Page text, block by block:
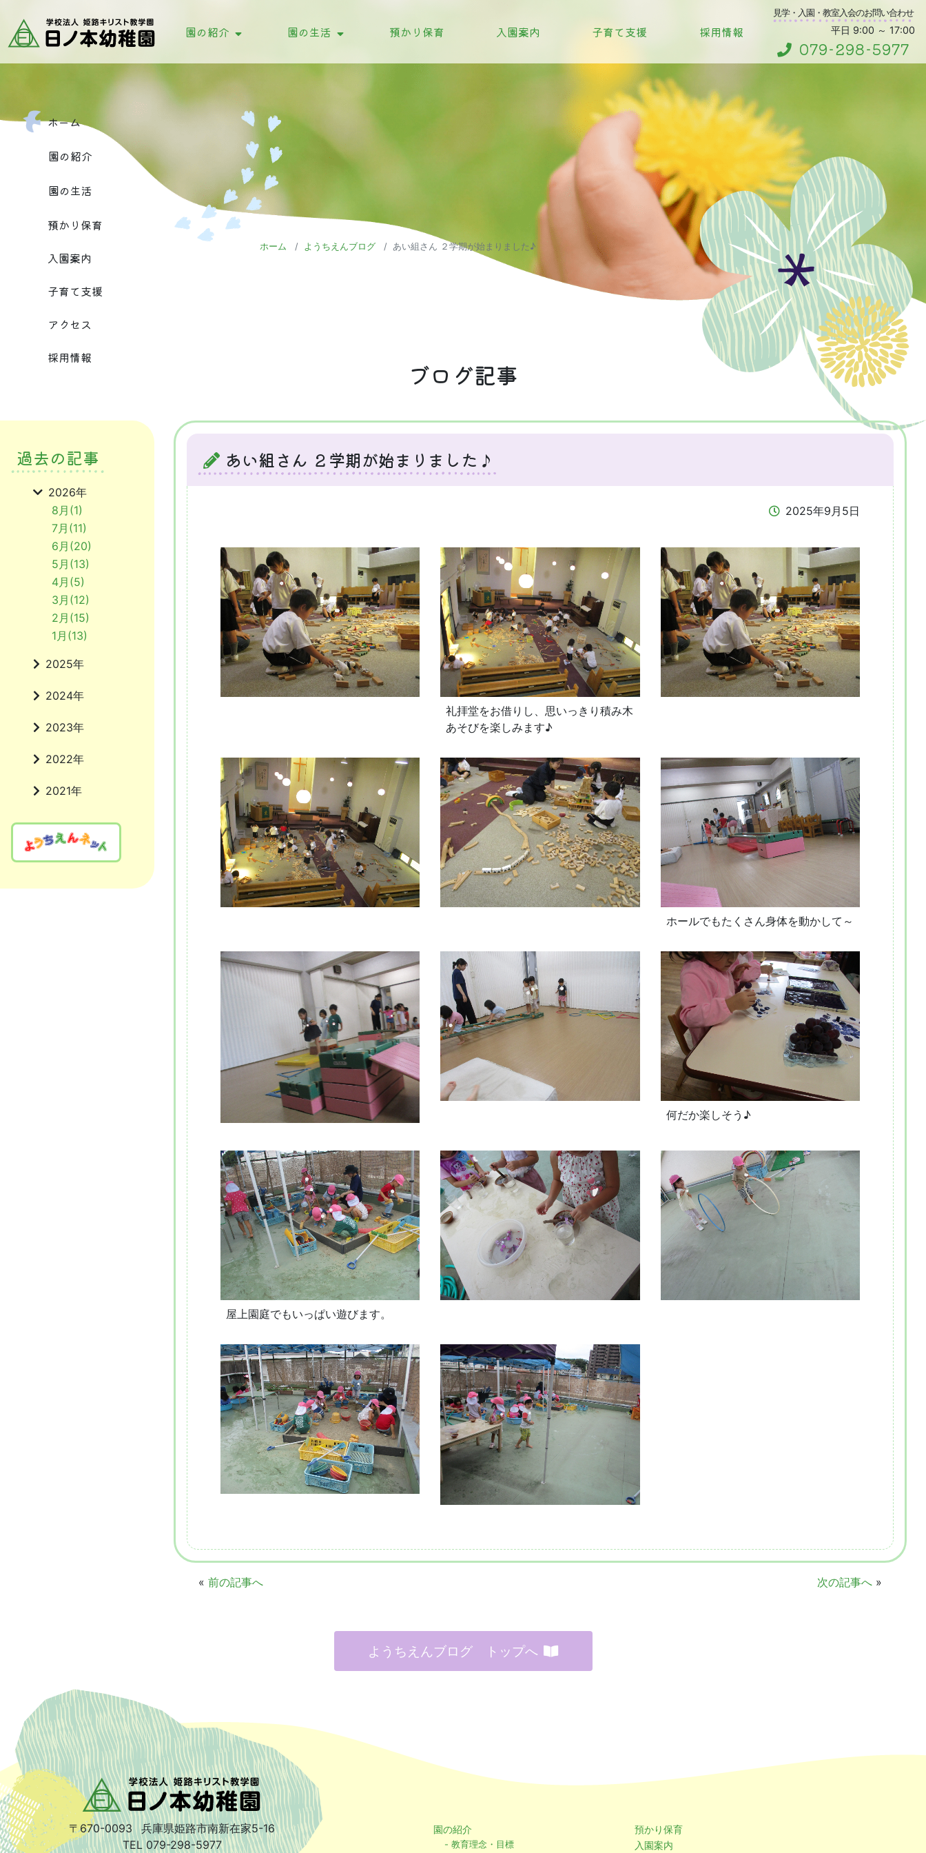
園の紹介
教育理念・目標
これまでの歩み
園の生活 預かり保育 入園案内 子育て支援 採用情報
見学・入園・教室入会のお問い合わせ
平日 9:00 ～ 17:00
079-298-5977
ホーム
園の紹介
園の生活
預かり保育
入園案内
子育て支援
アクセス
採用情報
ホーム ようちえんブログ あい組さん ２学期が始まりました♪
ブログ記事
あい組さん ２学期が始まりました♪
2025年9月5日
礼拝堂をお借りし、思いっきり積み木
あそびを楽しみます♪
ホールでもたくさん身体を動かして～
何だか楽しそう♪
屋上園庭でもいっぱい遊びます。
« 前の記事へ 次の記事へ »
過去の記事
2026年
8月(1)
7月(11)
6月(20)
5月(13)
4月(5)
3月(12)
2月(15)
1月(13)
2025年
2024年
2023年
2022年
2021年
ようちえんブログ トップへ
〒670-0093
兵庫県姫路市南新在家5-16
TEL 079-298-5977
園の紹介
- 教育理念・目標
預かり保育
入園案内